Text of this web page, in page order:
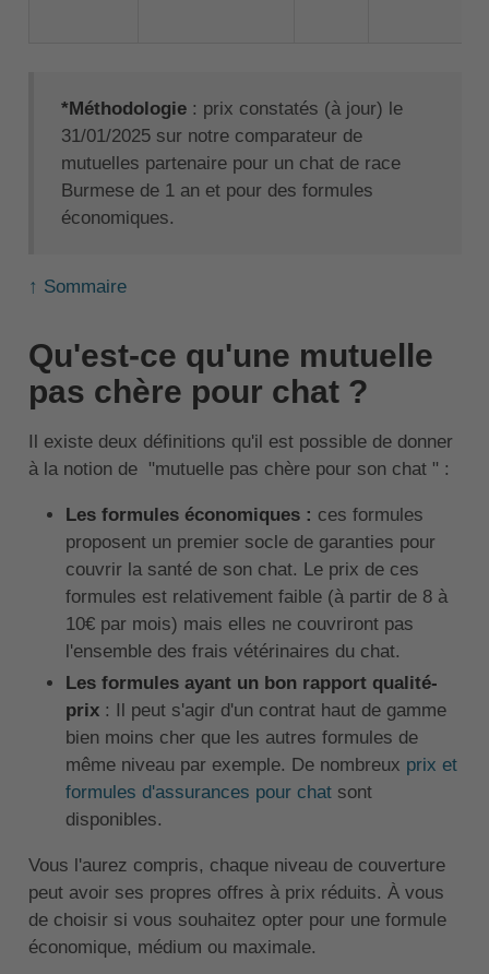
*Méthodologie : prix constatés (à jour) le
31/01/2025 sur notre comparateur de
mutuelles partenaire pour un chat de race
Burmese de 1 an et pour des formules
économiques.
↑ Sommaire
Qu'est-ce qu'une mutuelle
pas chère pour chat ?
Il existe deux définitions qu'il est possible de donner
à la notion de "mutuelle pas chère pour son chat " :
Les formules économiques : ces formules
proposent un premier socle de garanties pour
couvrir la santé de son chat. Le prix de ces
formules est relativement faible (à partir de 8 à
10€ par mois) mais elles ne couvriront pas
l'ensemble des frais vétérinaires du chat.
Les formules ayant un bon rapport qualité-
prix: Il peut s'agir d'un contrat haut de gamme
bien moins cher que les autres formules de
même niveau par exemple. De nombreux prix et
formules d'assurances pour chatsont
disponibles.
Vous l'aurez compris, chaque niveau de couverture
peut avoir ses propres offres à prix réduits. À vous
de choisir si vous souhaitez opter pour une formule
économique, médium ou maximale.